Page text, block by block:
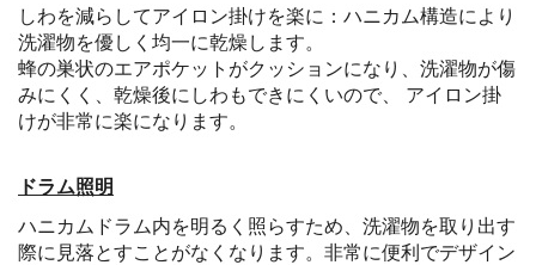
しわを減らしてアイロン掛けを楽に：ハニカム構造により
洗濯物を優しく均一に乾燥します。
蜂の巣状のエアポケットがクッションになり、洗濯物が傷
みにくく、乾燥後にしわもできにくいので、 アイロン掛
けが非常に楽になります。
ドラム照明
ハニカムドラム内を明るく照らすため、洗濯物を取り出す
際に見落とすことがなくなります。非常に便利でデザイン